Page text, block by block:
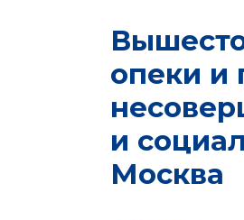
опеки и
и
Москва